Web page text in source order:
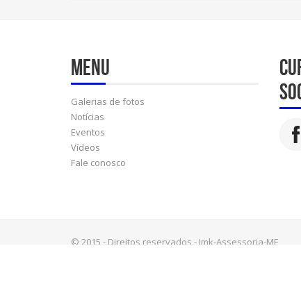
Menu
Galerias de fotos
Notícias
Eventos
Vídeos
Fale conosco
© 2015 - Direitos reservados - Jmk-Assessoria-ME